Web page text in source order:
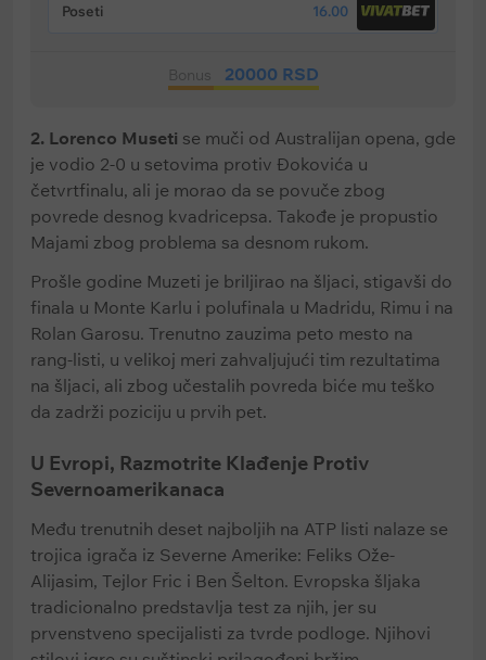
Bonus 20000 RSD
Poseti 16.00
2. Lorenco Museti se muči od Australijan opena, gde
je vodio 2-0 u setovima protiv Đokovića u
četvrtfinalu, ali je morao da se povuče zbog
povrede desnog kvadricepsa. Takođe je propustio
Majami zbog problema sa desnom rukom.
Prošle godine Muzeti je briljirao na šljaci, stigavši do
finala u Monte Karlu i polufinala u Madridu, Rimu i na
Rolan Garosu. Trenutno zauzima peto mesto na
rang-listi, u velikoj meri zahvaljujući tim rezultatima
na šljaci, ali zbog učestalih povreda biće mu teško
da zadrži poziciju u prvih pet.
U Evropi, Razmotrite Klađenje Protiv
Severnoamerikanaca
Među trenutnih deset najboljih na ATP listi nalaze se
trojica igrača iz Severne Amerike: Feliks Ože-
Alijasim, Tejlor Fric i Ben Šelton. Evropska šljaka
tradicionalno predstavlja test za njih, jer su
prvenstveno specijalisti za tvrde podloge. Njihovi